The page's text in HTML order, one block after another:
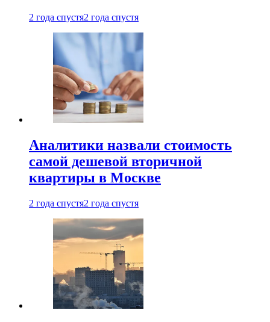
2 года спустя2 года спустя
Аналитики назвали стоимость
самой дешевой вторичной
квартиры в Москве
2 года спустя2 года спустя